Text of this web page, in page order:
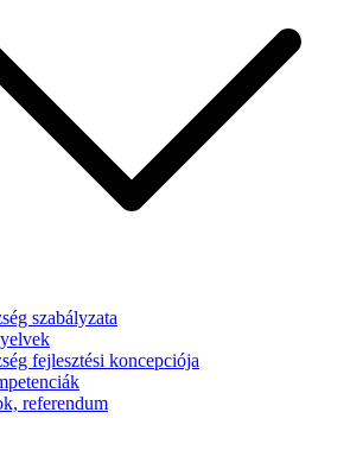
szabályzata
fejlesztési koncepciója
referendum